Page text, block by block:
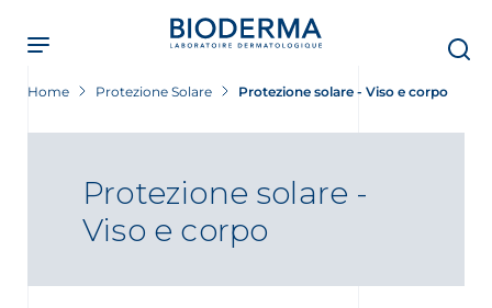
main
content
Home Protezione Solare Protezione solare - Viso e corpo
Protezione solare -
Viso e corpo